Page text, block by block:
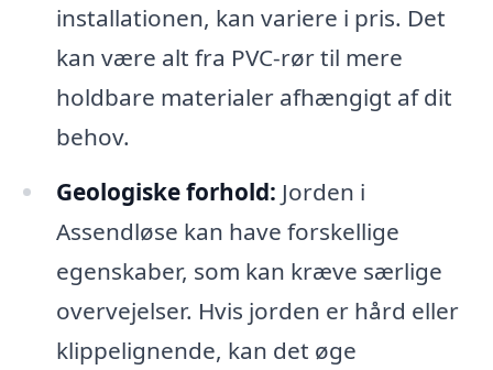
installationen, kan variere i pris. Det
kan være alt fra PVC-rør til mere
holdbare materialer afhængigt af dit
behov.
Geologiske forhold: Jorden i
Assendløse kan have forskellige
egenskaber, som kan kræve særlige
overvejelser. Hvis jorden er hård eller
klippelignende, kan det øge